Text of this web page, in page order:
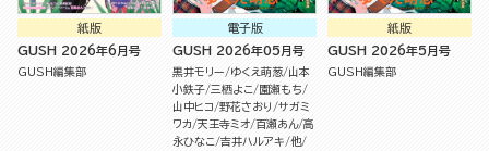
紙版
GUSH 2026年6月号
GUSH編集部
電子版
GUSH 2026年05月号
黒井モリー ゆくえ萌葱 山本
小鉄子 三栖よこ
園瀬もち
山中ヒコ 野花さおり
サガミ
ワカ 天王寺ミオ 百瀬あん 高
永ひなこ 吉井ハルアキ 他
紙版
GUSH 2026年5月号
GUSH編集部